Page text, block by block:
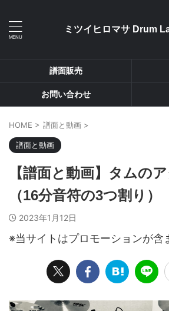
ミツイヒロマサ Drum
譜面販売
お問い合わせ
HOME > 譜面と動画 >
譜面と動画
【譜面と動画】タムの
（16分音符の3つ割り）
2023年1月12日
※当サイトはプロモーションが含